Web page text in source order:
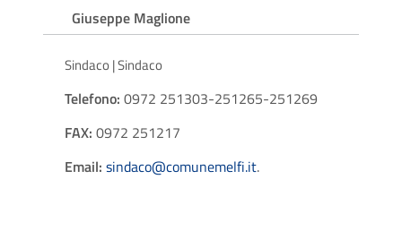
Giuseppe Maglione
Sindaco | Sindaco
Telefono: 0972 251303-251265-251269
FAX: 0972 251217
Email: sindaco@comunemelfi.it.